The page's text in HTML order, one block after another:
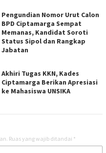
Pengundian Nomor Urut Calon
BPD Ciptamarga Sempat
Memanas, Kandidat Soroti
Status Sipol dan Rangkap
Jabatan
Akhiri Tugas KKN, Kades
Ciptamarga Berikan Apresiasi
ke Mahasiswa UNSIKA
Ruas yang wajib ditandai *